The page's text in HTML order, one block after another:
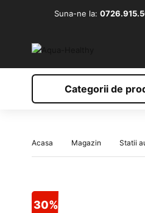
Suna-ne la:
Categorii de
Acasa Magazin Statii
30%